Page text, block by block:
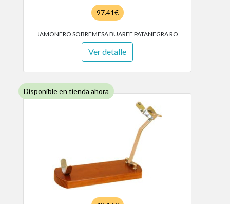
97.41€
JAMONERO SOBREMESA BUARFE PATANEGRA RO
Ver detalle
Disponible en tienda ahora